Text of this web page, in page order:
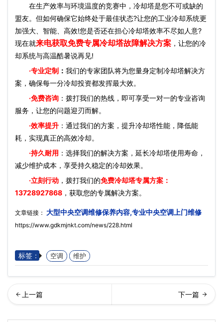
在生产效率与环境温度的竞赛中，冷却塔是您不可或缺的
盟友。但如何确保它始终处于最佳状态?让您的工业冷却系统更
加强大、智能、高效!您是否还在担心冷却塔效率不尽如人意?
现在就来电获取免费专属冷却塔故障解决方案 ，让您的冷
却系统与高温酷暑说再见!
·专业定制 ： 我们的专家团队将为您量身定制冷却塔解决方
案，确保每一分冷却投资都发挥最大效。
·免费咨询 ：拨打我们的热线，即可享受一对一的专业咨询
服务，让您的问题迎刃而解。
·效率提升 ：通过我们的方案，提升冷却塔性能，降低能
耗，实现真正的高效冷却。
·持久耐用 ：选择我们的解决方案，延长冷却塔使用寿命，
减少维护成本，享受持久稳定的冷却效果。
·立刻行动 ，拨打我们的免费冷却塔专属方案：
13728927868 ，获取您的专属解决方案。
文章链接： 大型中央空调维修保养内容,专业中央空调上门维修
https://www.gdkmjnkt.com/news/228.html
标签： 空调 维护